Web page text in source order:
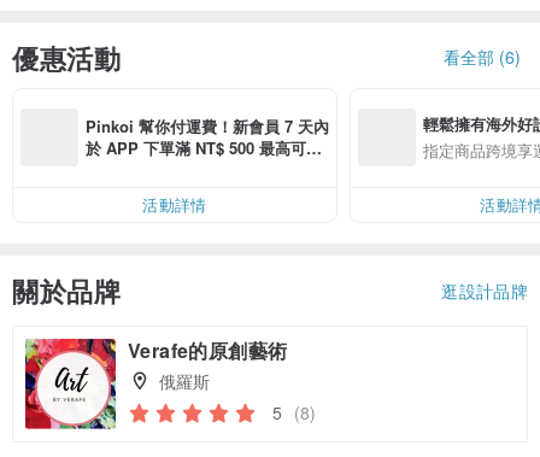
優惠活動 看全部 (6)
Pinkoi 幫你付運費！新會員 7 天內
於 APP 下單滿 NT$ 500 最高可折
活動詳情
輕鬆擁有海外好
指定商品跨境享
活動詳
關於品牌 逛設計品牌
Verafe的原創藝術
俄羅斯
5 (8)